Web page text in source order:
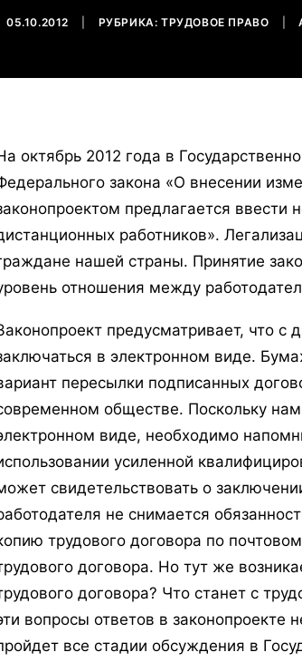
05.10.2012 РУБРИКА:ТРУДОВОЕ ПРАВО
октябрь 2012 года в
закона «О внесении
предлагается ввести
работников».
нашей страны. Принятие
отношения между
предусматривает, что
в электронном виде.
пересылки подписанных
обществе. Поскольку
виде, необходимо
усиленной
свидетельствовать о
не снимается
трудового договора по
договора. Но тут же
договора? Что станет с
вопросы ответов в законопроекте
все стадии обсуждения в